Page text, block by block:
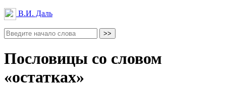
В.И. Даль
Пословицы со словом
«остатках»